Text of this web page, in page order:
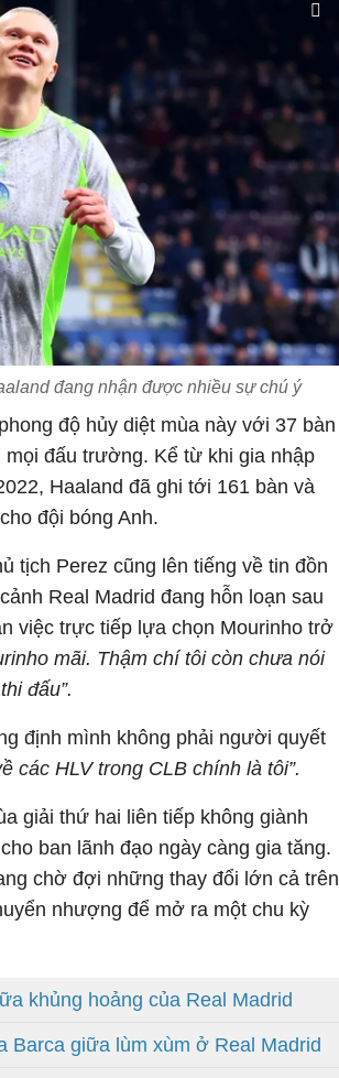
đang nhận được nhiều sự chú ý
độ hủy diệt mùa này với 37 bàn
đấu trường. Kể từ khi gia nhập
Haaland đã ghi tới 161 bàn và
đội bóng Anh.
tịch Perez cũng lên tiếng về tin đồn
Real Madrid đang hỗn loạn sau
việc trực tiếp lựa chọn Mourinho trở
mãi. Thậm chí tôi còn chưa nói
đấu”.
định mình không phải người quyết
các HLV trong CLB chính là tôi”.
giải thứ hai liên tiếp không giành
ban lãnh đạo ngày càng gia tăng.
chờ đợi những thay đổi lớn cả trên
nhượng để mở ra một chu kỳ
khủng hoảng của Real Madrid
Barca giữa lùm xùm ở Real Madrid